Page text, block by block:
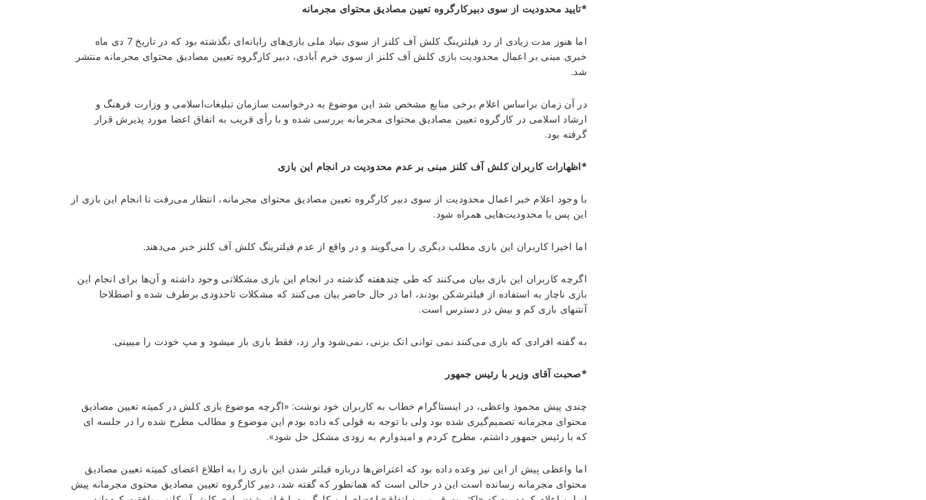
*تایید محدودیت از سوی دبیرکارگروه تعیین مصادیق محتوای مجرمانه
اما هنوز مدت زیادی از رد فیلترینگ کلش آف کلنز از سوی بنیاد ملی بازی‌های رایانه‌ای نگذشته بود که در تاریخ 7 دی ماه
خبری مبنی بر اعمال محدودیت بازی کلش آف کلنز از سوی خرم آبادی، دبیر کارگروه تعیین مصادیق محتوای مجرمانه منتشر
شد.
در آن زمان براساس اعلام برخی منابع مشخص شد این موضوع به درخواست سازمان تبلیغات‌اسلامی و وزارت فرهنگ و
ارشاد اسلامی در کارگروه تعیین مصادیق محتوای مجرمانه بررسی شده و با رأی قریب به اتفاق اعضا مورد پذیرش قرار
گرفته بود.
*اظهارات کاربران کلش آف کلنز مبنی بر عدم محدودیت در انجام این بازی
با وجود اعلام خبر اعمال محدودیت از سوی دبیر کارگروه تعیین مصادیق محتوای مجرمانه، انتظار می‌رفت تا انجام این بازی از
این پس با محدودیت‌هایی همراه شود.
اما اخیرا کاربران این بازی مطلب دیگری را می‌گویند و در واقع از عدم فیلترینگ کلش آف کلنز خبر می‌دهند.
اگرچه کاربران این بازی بیان می‌کنند که طی چندهفته گذشته در انجام این بازی مشکلاتی وجود داشته و آن‌ها برای انجام این
بازی ناچار به استفاده از فیلترشکن بودند، اما در حال حاضر بیان می‌کنند که مشکلات تاحدودی برطرف شده و اصطلاحا
آنتنهای بازی کم و بیش در دسترس است.
به گفته افرادی که بازی می‌کنند نمی توانی اتک بزنی، نمی‌شود وار زد، فقط بازی باز میشود و مپ خودت را میبینی.
*صحبت آقای وزیر با رئیس جمهور
چندی پیش محمود واعظی، در اینستاگرام خطاب به کاربران خود نوشت: «اگرچه موضوع بازی کلش در کمیته تعیین مصادیق
محتوای مجرمانه تصمیم‌گیری شده بود ولی با توجه به قولی که داده بودم این موضوع و مطالب مطرح شده را در جلسه ای
که با رئیس جمهور داشتم، مطرح کردم و امیدوارم به زودی مشکل حل شود».
اما واعظی پیش از این نیز وعده داده بود که اعتراض‌ها درباره فیلتر شدن این بازی را به اطلاع اعضای کمیته تعیین مصادیق
محتوای مجرمانه رسانده است این در حالی است که همانطور که گفته شد، دبیر کارگروه تعیین مصادیق محتوی مجرمانه پیش